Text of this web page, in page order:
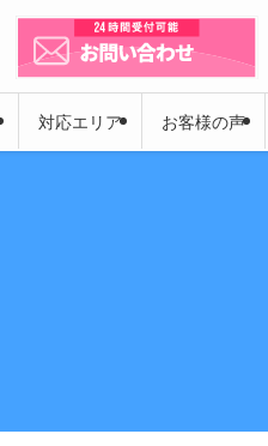
対応エリア お客様の声